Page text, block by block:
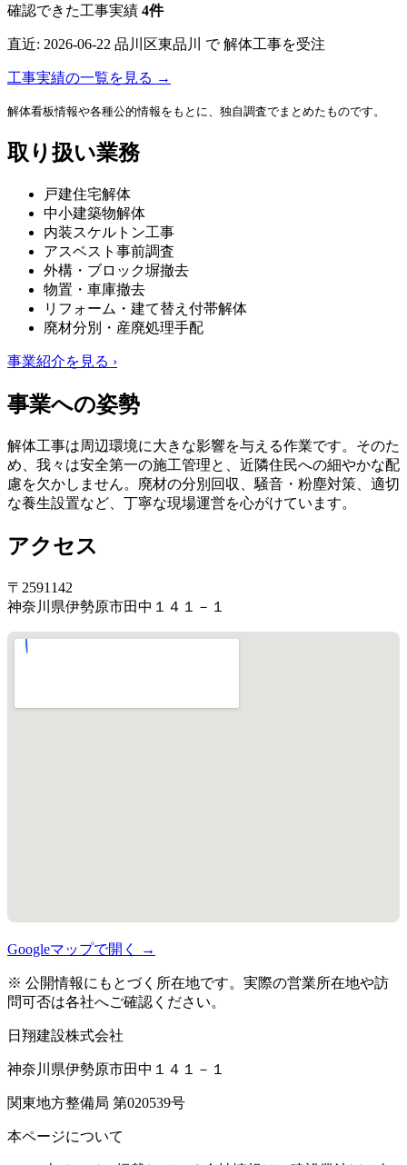
確認できた工事実績 4件
直近: 2026-06-22 品川区東品川 で 解体工事を受注
工事実績の一覧を見る →
解体看板情報や各種公的情報をもとに、独自調査でまとめたものです。
取り扱い業務
戸建住宅解体
中小建築物解体
内装スケルトン工事
アスベスト事前調査
外構・ブロック塀撤去
物置・車庫撤去
リフォーム・建て替え付帯解体
廃材分別・産廃処理手配
事業紹介を見る ›
事業への姿勢
解体工事は周辺環境に大きな影響を与える作業です。そのた
め、我々は安全第一の施工管理と、近隣住民への細やかな配
慮を欠かしません。廃材の分別回収、騒音・粉塵対策、適切
な養生設置など、丁寧な現場運営を心がけています。
アクセス
〒2591142
神奈川県伊勢原市田中１４１－１
Googleマップで開く →
※ 公開情報にもとづく所在地です。実際の営業所在地や訪
問可否は各社へご確認ください。
日翔建設株式会社
神奈川県伊勢原市田中１４１－１
関東地方整備局 第020539号
本ページについて